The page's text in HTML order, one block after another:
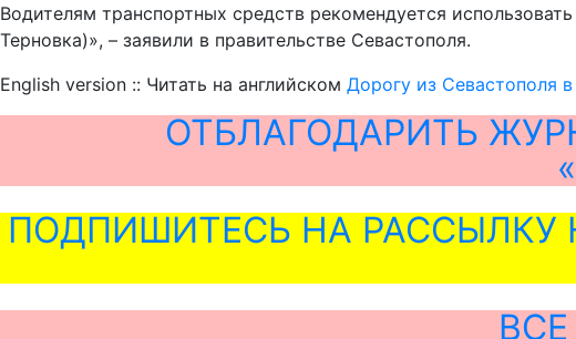
Водителям транспортных средств рекомендуется
Терновка)», – заявили в правительстве Севастополя.
English version :: Читать на английском Дорогу из Севастополя
ОТБЛАГОДАРИТЬ
ПОДПИШИТЕСЬ НА РАССЫЛКУ